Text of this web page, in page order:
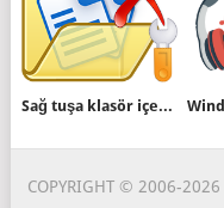
Sağ tuşa klasör içeriğini sil özelliği ekleyin
COPYRIGHT © 2006-2026